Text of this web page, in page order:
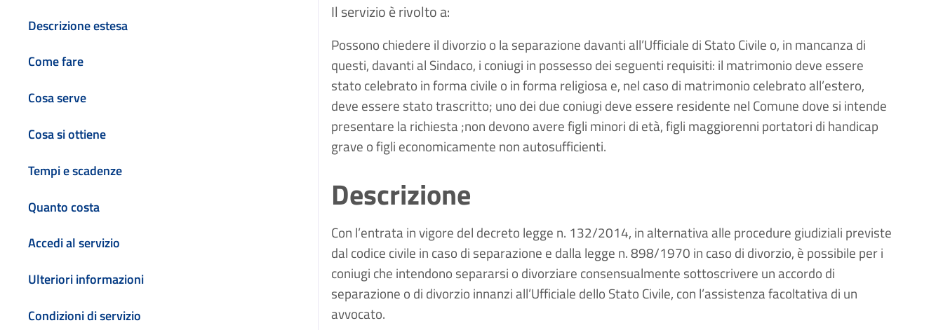
Descrizione estesa
Come fare
Cosa serve
Cosa si ottiene
Tempi e scadenze
Quanto costa
Accedi al servizio
Ulteriori informazioni
Condizioni di servizio
Il servizio è rivolto a:
Possono chiedere il divorzio o la separazione davanti all’Ufficiale di Stato Civile o, in mancanza di
questi, davanti al Sindaco, i coniugi in possesso dei seguenti requisiti: il matrimonio deve essere
stato celebrato in forma civile o in forma religiosa e, nel caso di matrimonio celebrato all’estero,
deve essere stato trascritto; uno dei due coniugi deve essere residente nel Comune dove si intende
presentare la richiesta ;non devono avere figli minori di età, figli maggiorenni portatori di handicap
grave o figli economicamente non autosufficienti.
Descrizione
Con l’entrata in vigore del decreto legge n. 132/2014, in alternativa alle procedure giudiziali previste
dal codice civile in caso di separazione e dalla legge n. 898/1970 in caso di divorzio, è possibile per i
coniugi che intendono separarsi o divorziare consensualmente sottoscrivere un accordo di
separazione o di divorzio innanzi all’Ufficiale dello Stato Civile, con l’assistenza facoltativa di un
avvocato.